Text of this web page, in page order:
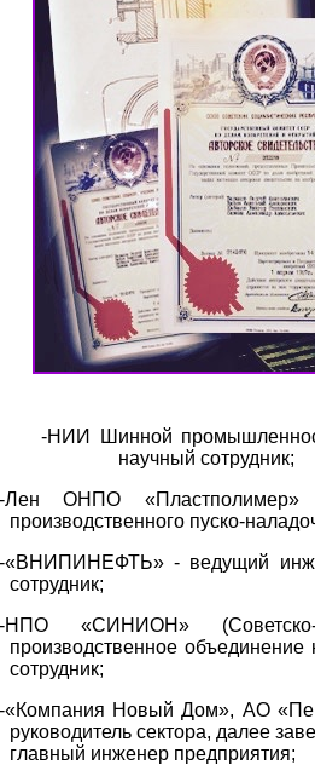
Шинной
научный сотрудник;
Лен ОНПО
производственного пуско-
«ВНИПИНЕФТЬ» - ведущий
сотрудник;
НПО «СИНИОН» (Советско-
производственное
сотрудник;
«Компания Новый Дом», АО
руководитель сектора, далее
главный инженер предприятия;